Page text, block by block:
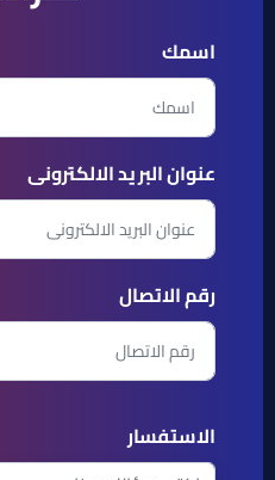
اسمك
عنوان البريد الالكترونى
رقم الاتصال
الاستفسار